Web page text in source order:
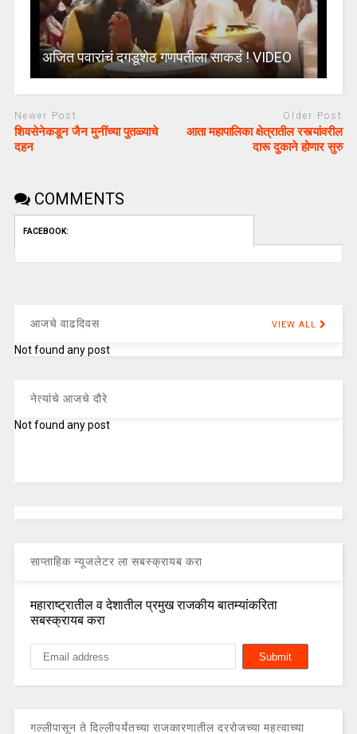
अजित पवारांचं दगडूशेठ गणपतीला साकडं ! VIDEO
Newer Post
शिवसेनेकडून जैन मुनींच्या पुतळ्याचे
दहन
Older Post
आता महापालिका क्षेत्रातील रस्त्यांवरील
दारू दुकाने होणार सुरु
COMMENTS
FACEBOOK:
आजचे वाढदिवस VIEW ALL
Not found any post
नेत्यांचे आजचे दौरे
Not found any post
साप्ताहिक न्यूजलेटर ला सबस्क्रायब करा
महाराष्ट्रातील व देशातील प्रमुख राजकीय बातम्यांकरिता
सबस्क्रायब करा
गल्लीपासून ते दिल्लीपर्यंतच्या राजकारणातील दररोजच्या महत्वाच्या